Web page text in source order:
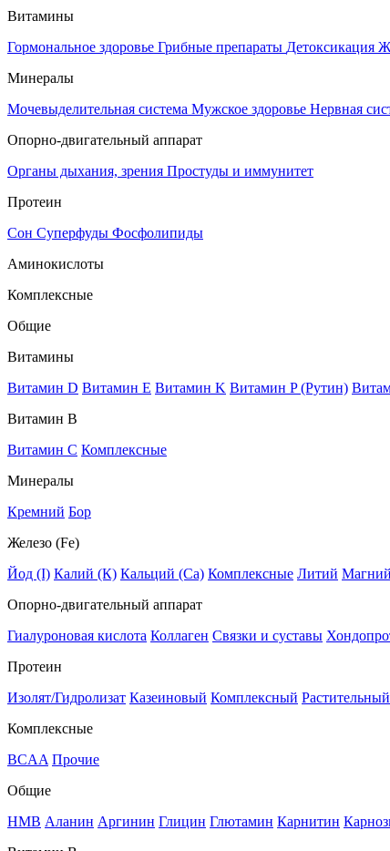
Витамины
Гормональное здоровье Грибные препараты Детоксикация
Минералы
Мочевыделительная система Мужское здоровье Нервная
Опорно-двигательный аппарат
Органы дыхания, зрения Простуды и иммунитет
Протеин
Сон Суперфуды Фосфолипиды
Аминокислоты
Комплексные
Общие
Витамины
Витамин D Витамин E Витамин K Витамин P (Рутин)
Витамин В
Витамин C Комплексные
Минералы
Кремний Бор
Железо (Fe)
Йод (I) Калий (К) Кальций (Са) Комплексные Литий
Опорно-двигательный аппарат
Гиалуроновая кислота Коллаген Связки и суставы
Протеин
Изолят/Гидролизат Казеиновый Комплексный Растительный
Комплексные
BCAA Прочие
Общие
HMB Аланин Аргинин Глицин Глютамин Карнитин